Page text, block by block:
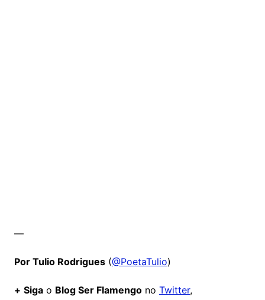
—
Por Tulio Rodrigues(@PoetaTulio)
+ Sigao Blog Ser Flamengono Twitter,